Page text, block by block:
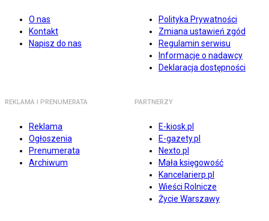
O nas
Kontakt
Napisz do nas
Polityka Prywatności
Zmiana ustawień zgód
Regulamin serwisu
Informacje o nadawcy
Deklaracja dostępności
REKLAMA I PRENUMERATA
Reklama
Ogłoszenia
Prenumerata
Archiwum
PARTNERZY
E-kiosk.pl
E-gazety.pl
Nexto.pl
Mała księgowość
Kancelarierp.pl
Wieści Rolnicze
Życie Warszawy